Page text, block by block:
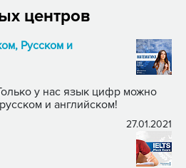
центров
Русском и
у нас язык цифр можно
и английском!
27.01.2021